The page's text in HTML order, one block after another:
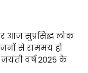
आज सुप्रसिद्ध लोक
से राममय हो
वर्ष 2025 के